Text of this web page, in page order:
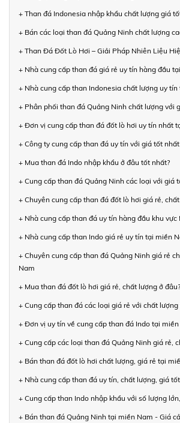
+ Than đá Indonesia nhập khẩu chất lượng giá
+ Bán các loại than đá Quảng Ninh chất lượng
+ Than Đá Đốt Lò Hơi – Giải Pháp Nhiên Liệu
+ Nhà cung cấp than đá giá rẻ uy tín hàng đầu
+ Nhà cung cấp than Indonesia chất lượng uy
+ Phân phối than đá Quảng Ninh chất lượng với
+ Đơn vị cung cấp than đá đốt lò hơi uy tín nhất
+ Công ty cung cấp than đá uy tín với giá tốt
+ Mua than đá Indo nhập khẩu ở đâu tốt nhất?
+ Cung cấp than đá Quảng Ninh các loại với giá
+ Chuyên cung cấp than đá đốt lò hơi giá rẻ,
+ Nhà cung cấp than đá uy tín hàng đầu khu vực
+ Nhà cung cấp than Indo giá rẻ uy tín tại miền
+ Chuyên cung cấp than đá Quảng Ninh giá rẻ
Nam
+ Mua than đá đốt lò hơi giá rẻ, chất lượng ở đâu?
+ Cung cấp than đá các loại giá rẻ với chất
+ Đơn vị uy tín về cung cấp than đá Indo tại
+ Cung cấp các loại than đá Quảng Ninh giá rẻ,
+ Bán than đá đốt lò hơi chất lượng, giá rẻ tại
+ Nhà cung cấp than đá uy tín, chất lượng, giá
+ Cung cấp than Indo nhập khẩu với số lượng
+ Bán than đá Quảng Ninh tại miền Nam - Giá